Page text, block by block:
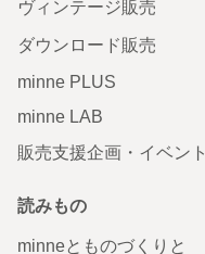
ヴィンテージ販売
ダウンロード販売
minne PLUS
minne LAB
販売支援企画・イベント
読みもの
minneとものづくりと